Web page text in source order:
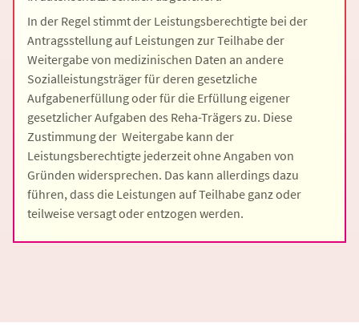
In der Regel stimmt der Leistungsberechtigte bei der
Antragsstellung auf Leistungen zur Teilhabe der
Weitergabe von medizinischen Daten an andere
Sozialleistungsträger für deren gesetzliche
Aufgabenerfüllung oder für die Erfüllung eigener
gesetzlicher Aufgaben des Reha-Trägers zu. Diese
Zustimmung der Weitergabe kann der
Leistungsberechtigte jederzeit ohne Angaben von
Gründen widersprechen. Das kann allerdings dazu
führen, dass die Leistungen auf Teilhabe ganz oder
teilweise versagt oder entzogen werden.